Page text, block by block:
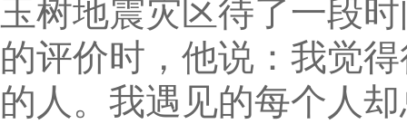
玉树地震灾区待了一段
的评价时，他说：我觉
的人。我遇见的每个人